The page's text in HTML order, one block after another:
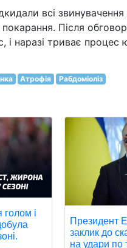
всі звинувачення
Після
і наразі триває процес
Атрофія Рабдоміоліз
голом і
Президент
заклик до
на удари по